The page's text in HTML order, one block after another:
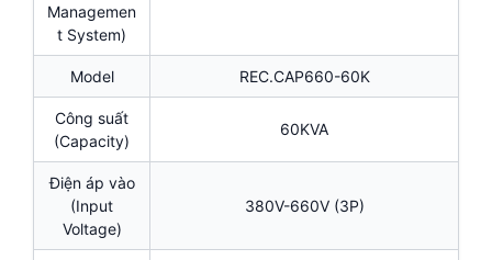
Managemen
t System)
Model REC.CAP660-60K
Công suất
(Capacity)
60KVA
Điện áp vào
(Input
Voltage)
380V-660V (3P)